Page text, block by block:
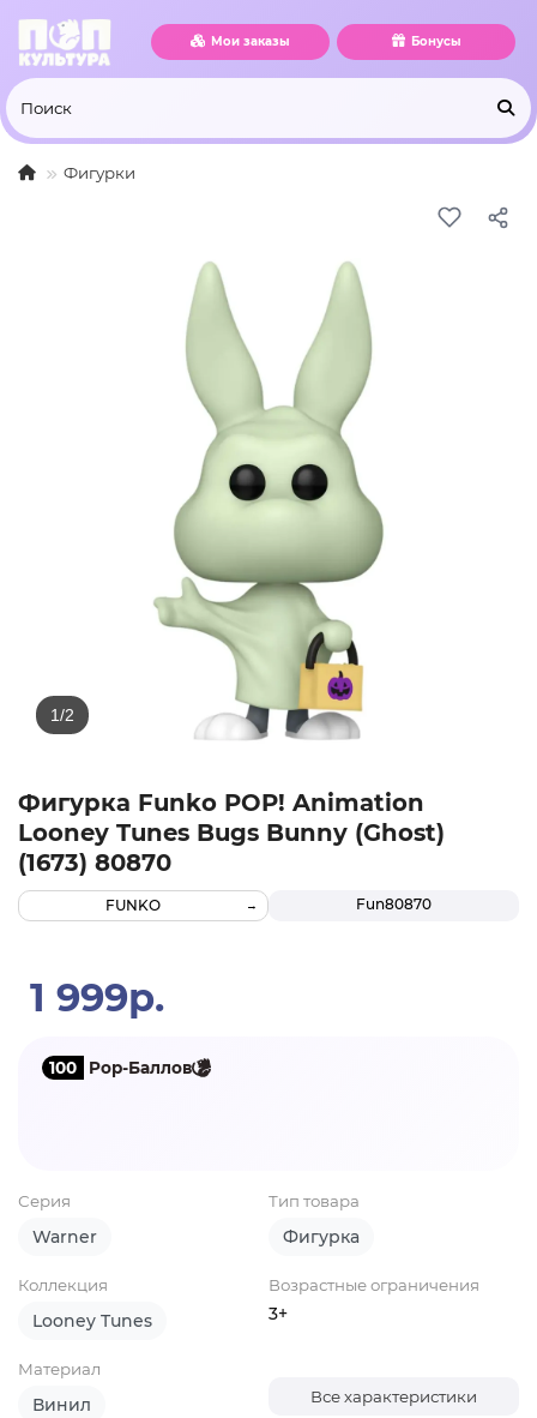
Мои заказы Бонусы
Фигурки
Фигурка Funko POP! Animation
Looney Tunes Bugs Bunny (Ghost)
(1673) 80870
Fun80870
FUNKO
1 999р.
100 Pop-Баллов
Серия
Warner
Тип товара
Фигурка
Коллекция
Looney Tunes
Возрастные ограничения
3+
Материал
Винил Все характеристики